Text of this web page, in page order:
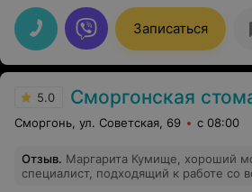
Записаться
5.0 Сморгонская
Сморгонь, ул. Советская, 69 с 08:00
Отзыв. Маргарита Кумище, хороший
специалист, подходящий к работе со